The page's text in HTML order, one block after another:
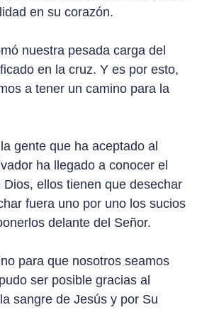
en su corazón.
nuestra pesada carga del
en la cruz. Y es por esto,
a tener un camino para la
gente que ha aceptado al
ha llegado a conocer el
ellos tienen que desechar
fuera uno por uno los sucios
delante del Señor.
para que nosotros seamos
ser posible gracias al
sangre de Jesús y por Su